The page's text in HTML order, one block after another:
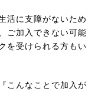
活に支障がないため
ご加入できない可能
を受けられる方もい
こんなことで加入が